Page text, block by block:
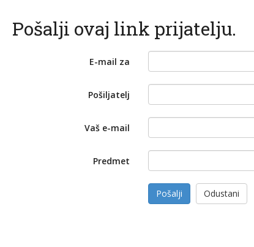
Pošalji ovaj link prijatelju.
E-mail za
Pošiljatelj
Vaš e-mail
Predmet
Pošalji Odustani